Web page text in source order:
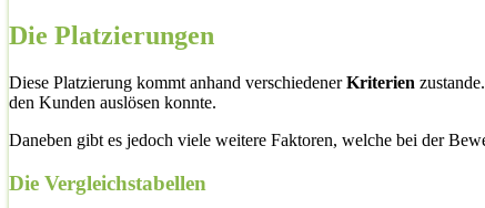
Die Platzierungen
Diese Platzierung kommt anhand verschiedenerKriterien
den Kunden auslösen konnte.
Daneben gibt es jedoch viele weitere Faktoren, welche bei der
Die Vergleichstabellen